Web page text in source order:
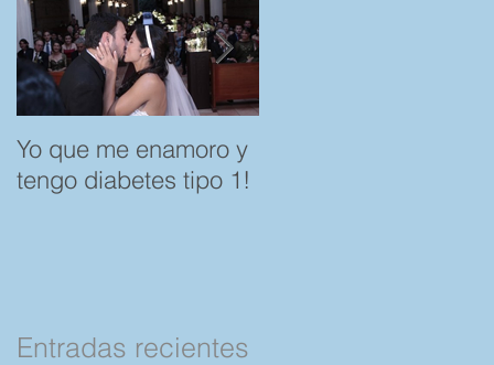
Yo que me enamoro y
tengo diabetes tipo 1!
Entradas recientes